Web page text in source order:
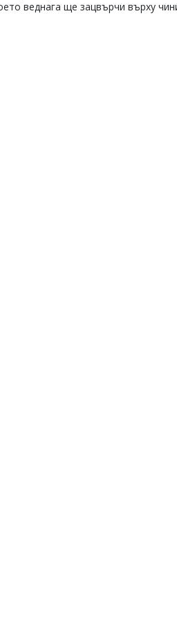
веднага ще зацвърчи върху